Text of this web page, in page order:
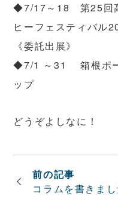
◆7/17～18 第25回
ヒーフェスティバル
《委託出展》
◆7/1 ～31 箱根ポー
ップ
どうぞよしなに！
コラムを書きまし